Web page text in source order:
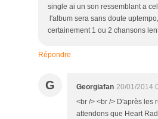
single ai un son ressemblant a
l'album sera sans doute
certainement 1 ou 2 chansons
Répondre
G Georgiafan 20/01/2014
<br /> <br /> D'après les
attendons que Heart